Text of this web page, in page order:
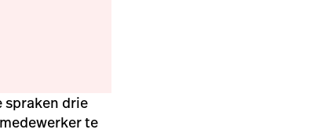
spraken drie
te